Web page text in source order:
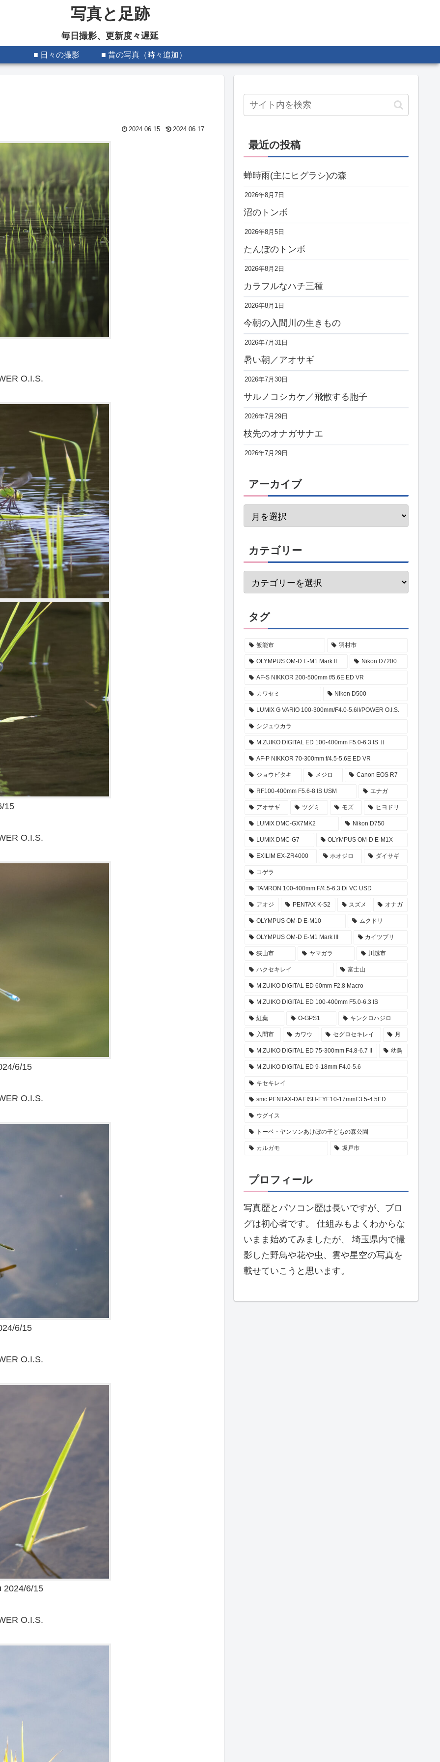
写真と足跡
毎日撮影、更新度々遅延
■ 日々の撮影 ■ 昔の写真（時々追加）
2024.06.15 2024.06.17
O.I.S.
15
O.I.S.
6/15
O.I.S.
6/15
O.I.S.
2024/6/15
O.I.S.
最近の投稿
蝉時雨(主にヒグラシ)の森
2026年8月7日
沼のトンボ
2026年8月5日
たんぼのトンボ
2026年8月2日
カラフルなハチ三種
2026年8月1日
今朝の入間川の生きもの
2026年7月31日
暑い朝／アオサギ
2026年7月30日
サルノコシカケ／飛散する胞子
2026年7月29日
枝先のオナガサナエ
2026年7月29日
アーカイブ
カテゴリー
タグ
飯能市 羽村市
OLYMPUS OM-D E-M1 Mark II Nikon D7200
AF-S NIKKOR 200-500mm f/5.6E ED VR
カワセミ Nikon D500
LUMIX G VARIO 100-300mm/F4.0-5.6II/POWER O.I.S.
シジュウカラ
M.ZUIKO DIGITAL ED 100-400mm F5.0-6.3 IS Ⅱ
AF-P NIKKOR 70-300mm f/4.5-5.6E ED VR
ジョウビタキ メジロ Canon EOS R7
RF100-400mm F5.6-8 IS USM エナガ
アオサギ ツグミ モズ ヒヨドリ
LUMIX DMC-GX7MK2 Nikon D750
LUMIX DMC-G7 OLYMPUS OM-D E-M1X
EXILIM EX-ZR4000 ホオジロ ダイサギ
コゲラ
TAMRON 100-400mm F/4.5-6.3 Di VC USD
アオジ PENTAX K-S2 スズメ オナガ
OLYMPUS OM-D E-M10 ムクドリ
OLYMPUS OM-D E-M1 Mark III カイツブリ
狭山市 ヤマガラ 川越市
ハクセキレイ 富士山
M.ZUIKO DIGITAL ED 60mm F2.8 Macro
M.ZUIKO DIGITAL ED 100-400mm F5.0-6.3 IS
紅葉 O-GPS1 キンクロハジロ
入間市 カワウ セグロセキレイ 月
M.ZUIKO DIGITAL ED 75-300mm F4.8-6.7 II 幼鳥
M.ZUIKO DIGITAL ED 9-18mm F4.0-5.6
キセキレイ
smc PENTAX-DA FISH-EYE10-17mmF3.5-4.5ED
ウグイス
トーベ・ヤンソンあけぼの子どもの森公園
カルガモ 坂戸市
プロフィール
写真歴とパソコン歴は長いですが、ブロ
グは初心者です。 仕組みもよくわからな
いまま始めてみましたが、 埼玉県内で撮
影した野鳥や花や虫、雲や星空の写真を
載せていこうと思います。